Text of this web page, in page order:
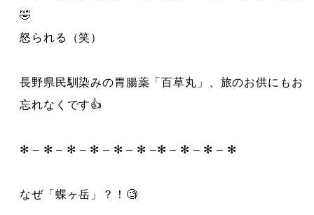
🤣
怒られる（笑）
長野県民馴染みの胃腸薬「百草丸」、旅のお供にもお
忘れなくです👍
✻ – ✻ – ✻ – ✻ – ✻ – ✻ –✻ – ✻ – ✻ – ✻
なぜ「蝶ヶ岳」？！🧐